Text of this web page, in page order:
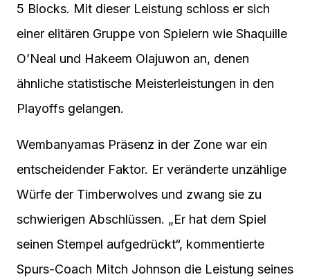
5 Blocks. Mit dieser Leistung schloss er sich
einer elitären Gruppe von Spielern wie Shaquille
O’Neal und Hakeem Olajuwon an, denen
ähnliche statistische Meisterleistungen in den
Playoffs gelangen.
Wembanyamas Präsenz in der Zone war ein
entscheidender Faktor. Er veränderte unzählige
Würfe der Timberwolves und zwang sie zu
schwierigen Abschlüssen. „Er hat dem Spiel
seinen Stempel aufgedrückt“, kommentierte
Spurs-Coach Mitch Johnson die Leistung seines